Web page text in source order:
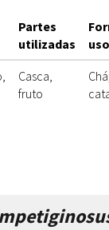
Partes
utilizadas
uso
Casca,
fruto